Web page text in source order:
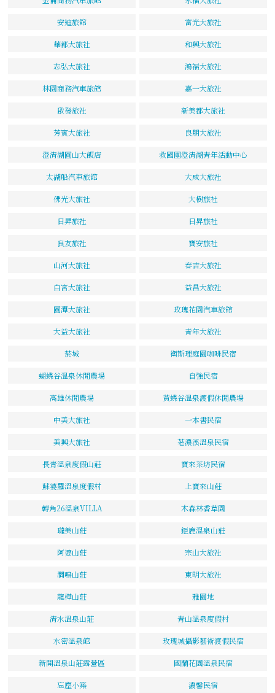
安迪旅館 富光大旅社
華都大旅社 和興大旅社
志弘大旅社 鴻福大旅社
林園商務汽車旅館 嘉一大旅社
啟發旅社 新美都大旅社
芳賓大旅社 良朋大旅社
澄清湖圓山大飯店 救國團澄清湖青年活動中心
太湖船汽車旅館 大成大旅社
佛光大旅社 大樹旅社
日昇旅社 日昇旅社
良友旅社 寶安旅社
山河大旅社 春吉大旅社
白宮大旅社 益昌大旅社
圓潭大旅社 玫瑰花園汽車旅館
大益大旅社 青年大旅社
菸城 衛斯理庭園咖啡民宿
蝴蝶谷溫泉休閒農場 自強民宿
高雄休閒農場 黃蝶谷溫泉渡假休閒農場
中美大旅社 一本書民宿
美興大旅社 荖濃溪溫泉民宿
長青溫泉度假山莊 寶來茶坊民宿
蘇婆羅溫泉度假村 上寶來山莊
轉角26溫泉VILLA 木森林香草園
瓏美山莊 鉅鹿溫泉山莊
阿婆山莊 宗山大旅社
澗鳴山莊 東明大旅社
龍樺山莊 雅園地
清水溫泉山莊 青山溫泉度假村
水密溫泉館 玫瑰城攝影藝術渡假民宿
新開溫泉山莊露營區 國蘭花園溫泉民宿
忘塵小築 濃馨民宿